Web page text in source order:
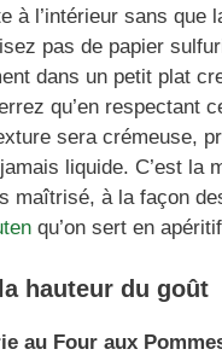
à l’intérieur sans que
pas de papier
dans un petit plat
qu’en respectant
sera crémeuse,
liquide. C’est la
maîtrisé, à la façon
qu’on sert en
hauteur du goût
au Four aux